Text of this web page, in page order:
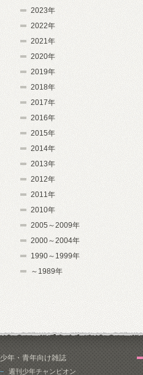
2023年
2022年
2021年
2020年
2019年
2018年
2017年
2016年
2015年
2014年
2013年
2012年
2011年
2010年
2005～2009年
2000～2004年
1990～1999年
～1989年
少年・青年向け雑誌
週刊少年チャンピオン